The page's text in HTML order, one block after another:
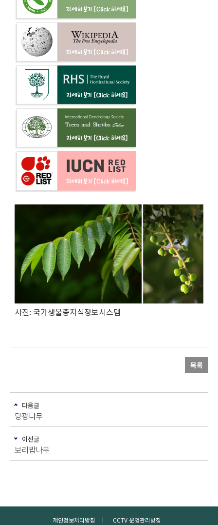
사진: 국가생물종지식정보시스템
목록
다음글
당광나무
이전글
보리밥나무
개인정보처리방침 CCTV 운영관리방침